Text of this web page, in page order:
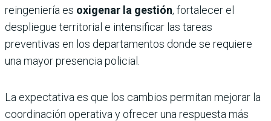
reingeniería es oxigenar la gestión, fortalecer el
despliegue territorial e intensificar las tareas
preventivas en los departamentos donde se requiere
una mayor presencia policial.
La expectativa es que los cambios permitan mejorar la
coordinación operativa y ofrecer una respuesta más